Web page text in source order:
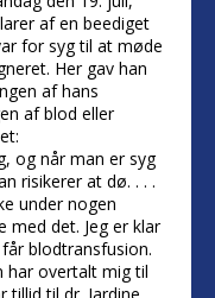
af en beediget
for syg til at møde
Her gav han
af hans
af blod eller
og når man er syg
risikerer at dø. . . .
under nogen
det. Jeg er klar
blodtransfusion.
har overtalt mig til